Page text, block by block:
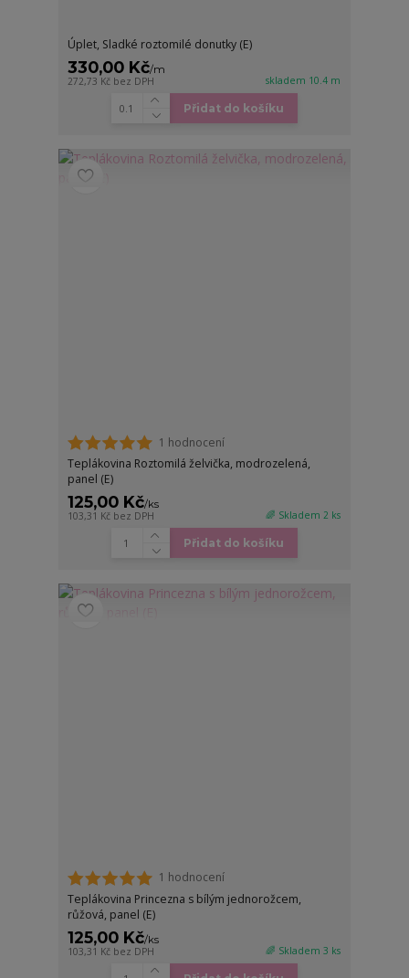
Úplet, Sladké roztomilé donutky (E)
330,00 Kč/m
272,73 Kč bez DPH skladem 10.4 m
Přidat do košíku
1 hodnocení
Teplákovina Roztomilá želvička, modrozelená,
panel (E)
125,00 Kč/ks
103,31 Kč bez DPH 🌈 Skladem 2 ks
Přidat do košíku
1 hodnocení
Teplákovina Princezna s bílým jednorožcem,
růžová, panel (E)
125,00 Kč/ks
103,31 Kč bez DPH 🌈 Skladem 3 ks